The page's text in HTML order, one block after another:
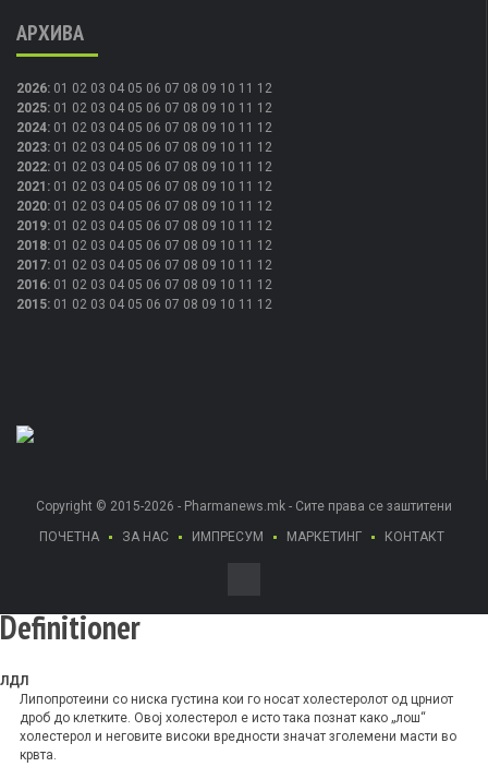
АРХИВА
2026: 01 02 03 04 05 06 07 08 09 10 11 12
2025: 01 02 03 04 05 06 07 08 09 10 11 12
2024: 01 02 03 04 05 06 07 08 09 10 11 12
2023: 01 02 03 04 05 06 07 08 09 10 11 12
2022: 01 02 03 04 05 06 07 08 09 10 11 12
2021 : 01 02 03 04 05 06 07 08 09 10 11 12
2020: 01 02 03 04 05 06 07 08 09 10 11 12
2019: 01 02 03 04 05 06 07 08 09 10 11 12
2018: 01 02 03 04 05 06 07 08 09 10 11 12
2017: 01 02 03 04 05 06 07 08 09 10 11 12
2016: 01 02 03 04 05 06 07 08 09 10 11 12
2015: 01 02 03 04 05 06 07 08 09 10 11 12
Copyright © 2015-2026 - Pharmanews.mk - Сите права се заштитени
ПОЧЕТНА
ЗА НАС ИМПРЕСУМ МАРКЕТИНГ КОНТАКТ
Definitioner
ЛДЛ
Липопротеини со ниска густина кои го носат холестеролот од црниот
дроб до клетките. Овој холестерол е исто така познат како „лош“
холестерол и неговите високи вредности значат зголемени масти во
крвта.